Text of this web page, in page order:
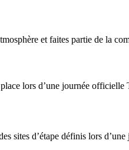
et faites partie de la
lors d’une journée officielle
sites d’étape définis lors